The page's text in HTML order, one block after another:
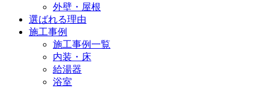
外壁・屋根
選ばれる理由
施工事例
施工事例一覧
内装・床
給湯器
浴室